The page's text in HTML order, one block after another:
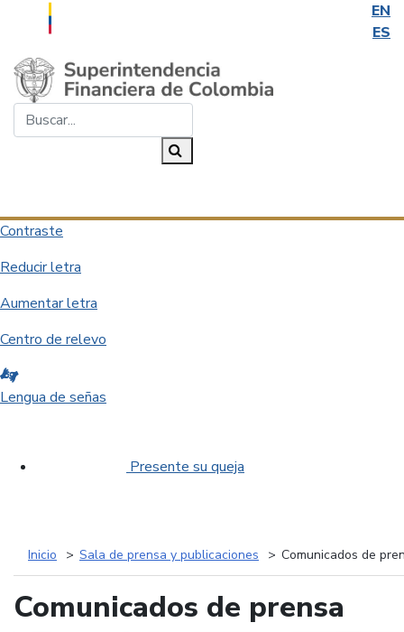
EN
ES
Saltar al contenido principal
Contraste
Reducir letra
Aumentar letra
Centro de relevo
Lengua de señas
Presente su queja
Inicio Sala de prensa y publicaciones Comunicados de
Comunicados de prensa